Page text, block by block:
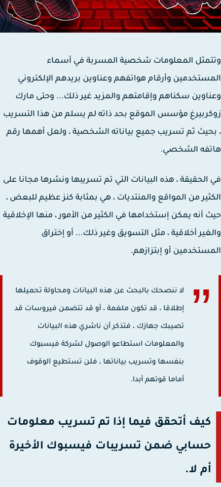
المعلومات شخصية المسربة في أسماء
وأرقام هواتفهم وعناوين بريدهم الإلكتروني
سكناهم وإقامتهم والمزيد غير ذلك... وحتى مارك
مؤسس الموقع بحد ذاته لم يسلم من هذا التسريب
ثم تسريب جميع بياناته الشخصية ، ولعل أهمها رقم
الشخصي.
، هذه البيانات التي تم تسريبها ونشرها مجانا على
من المواقع والمنتديات ، هي بمثابة كنز عظيم للبعض ،
أنه يمكن إستخدامها في الكثير من الأمور ، منها الإخلاقية
أخلاقية ، مثل التسويق وغير ذلك... أو إختراق
أو إبتزازهم.
لا ننصحك بالبحث عن هذه البيانات ومحاولة تحميلها
إطلاقا ، قد تكون ملغمة ، أو قد تتضمن فيروسات قد
تصيبك جهازك ، فتذكر أن ناشري هذه البيانات
والمعلومات استطاعو الوصول لشركة فيسبوك
بنفسها وتسريب بياناتها ، فلن تستطيع الوقوف
أماما قوتهم أبدا.
كيف أتحقق فيما إذا تم تسريب معلومات
حسابي ضمن تسريبات فيسبوك الأخيرة
أم لا.